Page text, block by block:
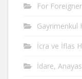
For
Gayrimenkul
İcra ve İflas
İdare,